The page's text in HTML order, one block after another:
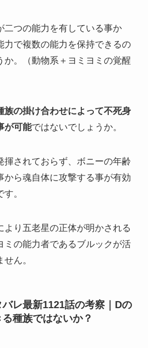
二つの能力を有している事か
力で複数の能力を保持できるの
か。（動物系＋ヨミヨミの覚醒
族の掛け合わせによって不死身
が可能ではないでしょうか。
揮されておらず、ボニーの年齢
から魂自体に攻撃する事が有効
。
より五老星の正体が明かされる
ミの能力者であるブルックが活
ん。
レ最新1121話の考察｜ Dの
種族ではないか？